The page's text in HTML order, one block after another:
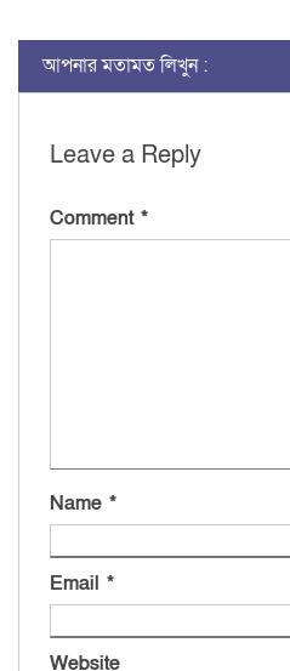
আপনার মতামত লিখুন :
Leave a Reply
Comment *
Name *
Email *
Website